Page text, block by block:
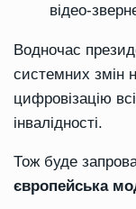
відео-
Водночас
системних змін
цифровізацію
інвалідності.
Тож буде
європейська